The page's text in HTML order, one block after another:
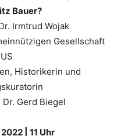
Bauer?
Irmtrud Wojak
Gesellschaft
Historikerin und
Gerd Biegel
| 11 Uhr